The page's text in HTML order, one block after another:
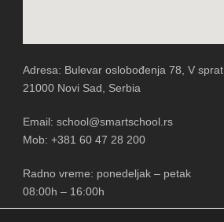
Adresa: Bulevar oslobođenja 78, V sprat
21000 Novi Sad, Serbia
Email: school@smartschool.rs
Mob: +381 60 47 28 200
Radno vreme: ponedeljak – petak
08:00h – 16:00h